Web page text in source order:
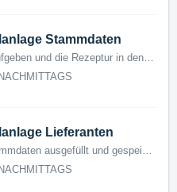
Stammdaten
Damit du eine Bestellung aufgeben und die Rezeptur in den Verkaufsartikel pflegen kannst, musst du vorab die Einkaufsartikel anlegen. Benötigtes Modul: ...
Lieferanten
Nachdem du den Reiter Stammdaten ausgefüllt und gespeichert hast, erscheinen weitere Reiter. Hier wird genauer auf den Reiter Lieferanten eingegangen. ...